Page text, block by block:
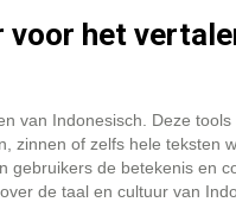
het
van Indonesisch. Deze tools
zinnen of zelfs hele teksten
gebruikers de betekenis en
de taal en cultuur van